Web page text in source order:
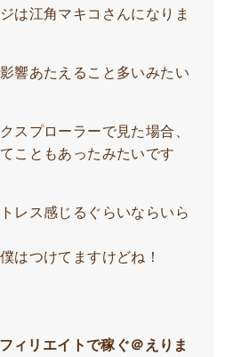
は江角マキコさんになりま
響あたえること多いみたい
スプローラーで見た場合、
こともあったみたいです
レス感じるぐらいならいら
はつけてますけどね！
ィリエイトで稼ぐ＠えりま